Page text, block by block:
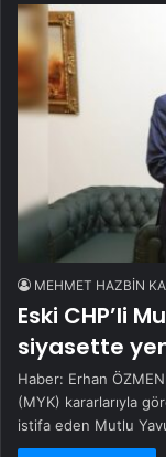
MEHMET HAZBİN
Eski CHP’li
siyasette
Haber: Erhan
(MYK) kararlarıyla
istifa eden Mutlu